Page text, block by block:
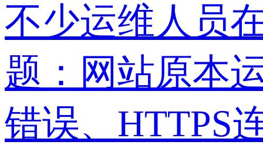
不少运维人员
题：网站原本
错误、HTTPS